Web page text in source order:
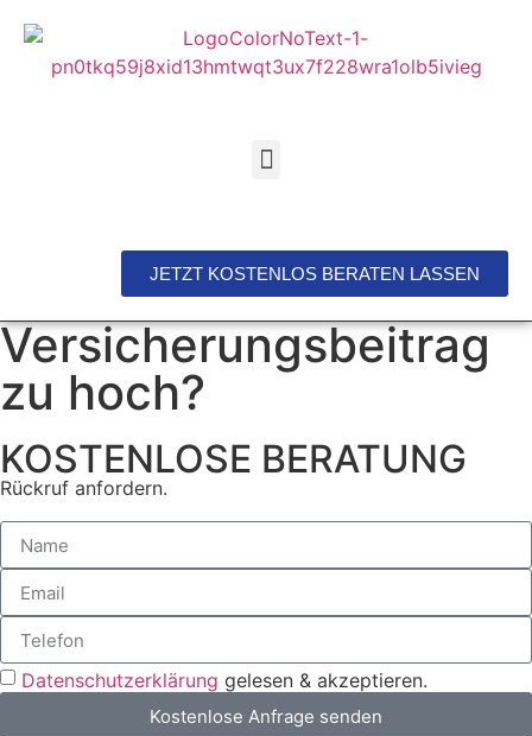
JETZT KOSTENLOS BERATEN LASSEN
Versicherungsbeitrag
zu hoch?
KOSTENLOSE BERATUNG
Rückruf anfordern.
Datenschutzerklärung gelesen & akzeptieren.
Kostenlose Anfrage senden